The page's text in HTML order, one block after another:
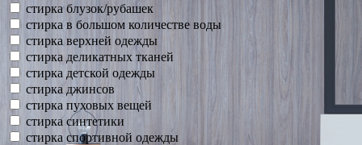
стирка блузок/рубашек
стирка в большом количестве воды
стирка верхней одежды
стирка деликатных тканей
стирка детской одежды
стирка джинсов
стирка пуховых вещей
стирка синтетики
стирка спортивной одежды